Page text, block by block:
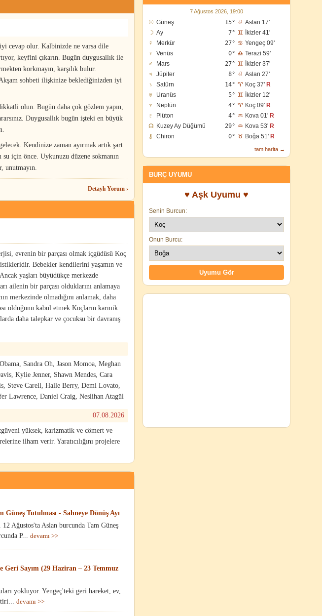
cevap olur. Kalbinizde ne varsa dile
keyfini çıkarın. Bugün duygusallık ile
korkmayın, karşılık bulur.
sohbeti ilişkinize beklediğinizden iyi
olun. Bugün daha çok gözlem yapın,
Duygusallık bugün işteki en büyük
Kendinize zaman ayırmak artık şart
su için önce. Uykunuzu düzene sokmanın
unutmayın.
Detaylı Yorum ›
evrenin bir parçası olmak içgüdüsü Koç
Bebekler kendilerini yaşamın ve
yaşları büyüdükçe merkezde
ailenin bir parçası olduklarını anlamaya
merkezinde olmadığını anlamak, daha
olduğunu kabul etmek Koçların karmik
daha talepkar ve çocuksu bir davranış
Sandra Oh, Jason Momoa, Meghan
Kylie Jenner, Shawn Mendes, Cara
Steve Carell, Halle Berry, Demi Lovato,
Lawrence, Daniel Craig, Neslihan Atagül
07.08.2026
yüksek, karizmatik ve cömert ve
ilham verir. Yaratıcılığını projelere
Tutulması - Sahneye Dönüş Ayı
Ağustos'ta Aslan burcunda Tam Güneş
P... devamı >>
Geri Sayım (29 Haziran – 23 Temmuz
yokluyor. Yengeç'teki geri hareket, ev,
devamı >>
7 Ağustos 2026, 19:00
☉ Güneş 15° ♌ Aslan 17'
☽ Ay 7° ♊
İkizler 41'
☿
Merkür 27° ♋ Yengeç 09'
♀
Venüs 0° ♎ Terazi 59'
♂
Mars 27° ♊
İkizler 37'
♃
Jüpiter 8° ♌ Aslan 27'
♄
Satürn 14° ♈ Koç 37' R
♅
Uranüs 5° ♊
İkizler 12'
♆
Neptün 4° ♈ Koç 09' R
♇
Plüton 4° ♒ Kova 01' R
☊ Kuzey Ay Düğümü 29° ♒ Kova 53' R
⚷
Chiron 0° ♉ Boğa 51' R
tam harita →
BURÇ UYUMU
♥ Aşk Uyumu ♥
Senin Burcun:
Onun Burcu: